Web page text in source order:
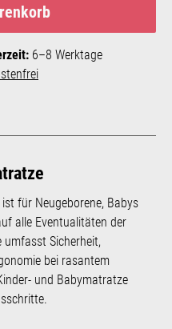
für Neugeborene, Babys
alle Eventualitäten der
umfasst Sicherheit,
bei rasantem
und Babymatratze
6–8 Werktage